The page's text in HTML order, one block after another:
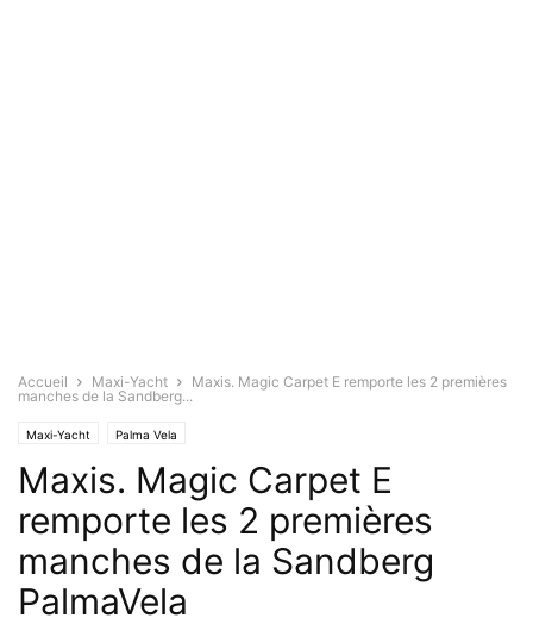
Accueil Maxi-Yacht
Maxis. Magic Carpet E remporte les 2 premières
manches de la Sandberg...
Maxi-Yacht Palma Vela
Maxis. Magic Carpet E
remporte les 2 premières
manches de la Sandberg
PalmaVela